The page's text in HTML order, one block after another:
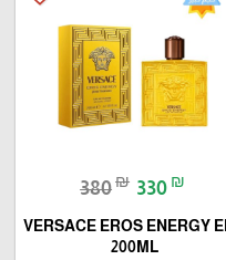
380₪ 330 ₪
VERSACE EROS ENERGY
200ML